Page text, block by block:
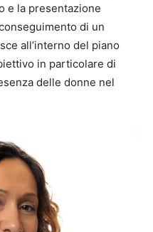
e la presentazione
di un
all’interno del piano
in particolare di
delle donne nel